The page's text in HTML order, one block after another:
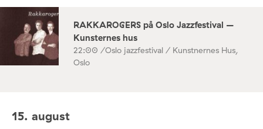
RAKKAROGERS på Oslo Jazzfestival –
Kunsternes hus
22:00 /Oslo jazzfestival / Kunstnernes Hus,
Oslo
15. august